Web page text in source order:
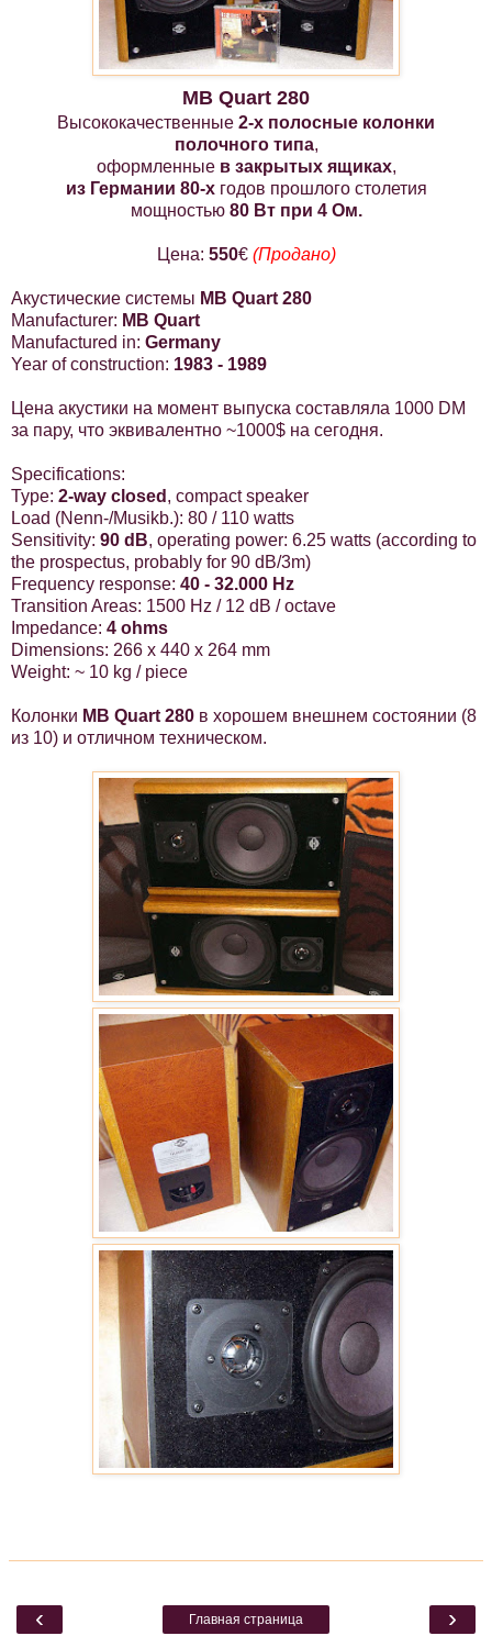
MB Quart 280
Высококачественные 2-х полосные колонки
полочного типа,
оформленные в закрытых ящиках,
из Германии 80-хгодов прошлого столетия
мощностью80 Вт при 4 Ом.
Цена: 550€ (Продано)
Акустические системы MB Quart 280
Manufacturer: MB Quart
Manufactured in: Germany
Year of construction: 1983 - 1989
Цена акустики на момент выпуска составляла 1000 DM
за пару, что эквивалентно ~1000$ на сегодня.
Specifications:
Type: 2-way closed , compact speaker
Load (Nenn-/Musikb.): 80 / 110 watts
Sensitivity: 90 dB, operating power: 6.25 watts (according to
the prospectus, probably for 90 dB/3m)
Frequency response: 40 - 32.000 Hz
Transition Areas: 1500 Hz / 12 dB / octave
Impedance: 4 ohms
Dimensions: 266 x 440 x 264 mm
Weight: ~ 10 kg / piece
Колонки MB Quart 280 в хорошем внешнем состоянии (8
из 10) и отличном техническом.
‹ ›
Главная страница